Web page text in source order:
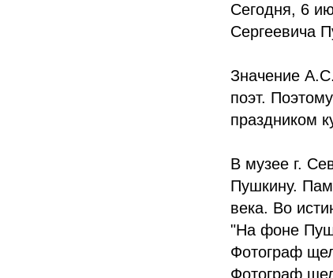
Сегодня, 6
Сергеевича
Значение
поэт.
праздником
В музее г.
Пушкину.
века. Во
"На фоне
Фотограф
Фотограф